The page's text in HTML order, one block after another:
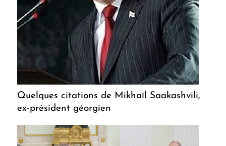
Quelques citations de Mikhaïl Saakashvili,
ex-président géorgien